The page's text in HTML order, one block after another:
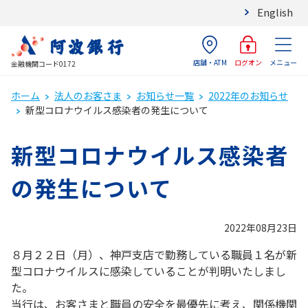
English
金融機関コード0172 店舗・ATM ログオン メニュー
ホーム 法人のお客さま お知らせ一覧
2022年のお知らせ
新型コロナウイルス感染者の発生について
新型コロナウイルス感染者
の発生について
2022年08月23日
８月２２日（月）、神戸支店で勤務している職員１名が新
型コロナウイルスに感染していることが判明いたしまし
た。
当行は、お客さまと職員の安全を最優先に考え、関係機関